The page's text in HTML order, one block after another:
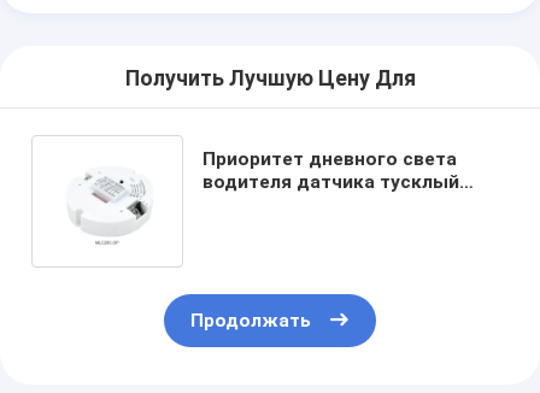
Получить Лучшую Цену Для
Приоритет дневного света
водителя датчика тусклый
Продолжать